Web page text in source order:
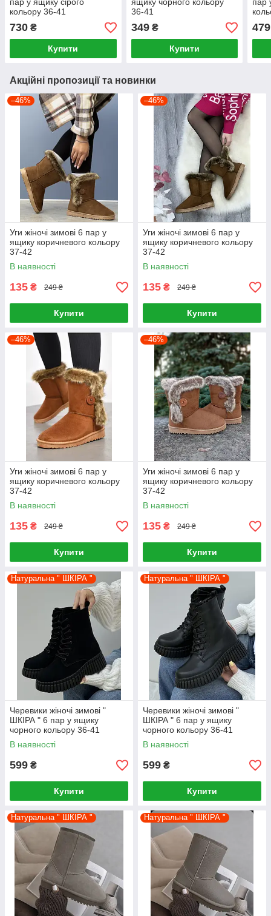
пар у ящику сірого
кольору 36-41
730 ₴
Купити
ящику чорного кольору
36-41
349₴
Купити
пар
479
Акційні пропозиції та новинки
–46%
Уги жіночі зимові 6 пар у
ящику коричневого кольору
37-42
В наявності
135 ₴ 249 ₴
Купити
–46%
Уги жіночі зимові 6 пар у
ящику коричневого кольору
37-42
В наявності
135 ₴ 249 ₴
Купити
–46%
Уги жіночі зимові 6 пар у
ящику коричневого кольору
37-42
В наявності
135 ₴ 249 ₴
Купити
–46%
Уги жіночі зимові 6 пар у
ящику коричневого кольору
37-42
В наявності
135 ₴ 249 ₴
Купити
Натуральна " ШКІРА "
Черевики жіночі зимові "
ШКІРА " 6 пар у ящику
чорного кольору 36-41
В наявності
599 ₴
Купити
Натуральна " ШКІРА "
Черевики жіночі зимові "
ШКІРА " 6 пар у ящику
чорного кольору 36-41
В наявності
599 ₴
Купити
Натуральна " ШКІРА " Натуральна " ШКІРА "